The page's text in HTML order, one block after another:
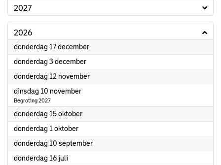
2027
2026
donderdag 17 december2026
donderdag 3 december2026
donderdag 12 november2026
dinsdag 10 november2026
Begroting 2027
donderdag 15 oktober2026
donderdag 1 oktober2026
donderdag 10 september2026
donderdag 16 juli